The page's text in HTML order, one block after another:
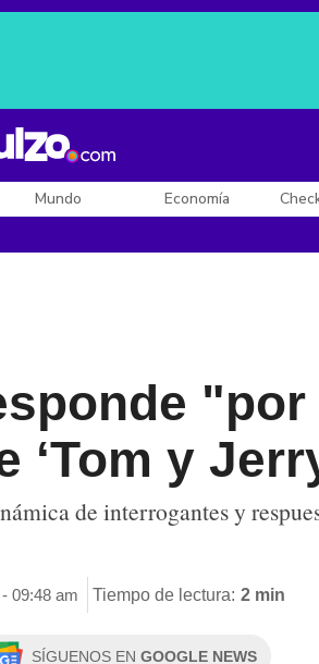
Mundo Economía
y
de interrogantes y
09:48 am Tiempo de lectura: 2 min
SÍGUENOS EN GOOGLE NEWS